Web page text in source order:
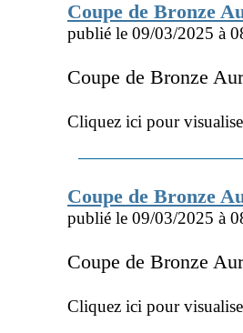
Coupe de Bronze
publié le 09/03/2025 à
Coupe de Bronze
Cliquez ici pour
Coupe de Bronze
publié le 09/03/2025 à
Coupe de Bronze
Cliquez ici pour